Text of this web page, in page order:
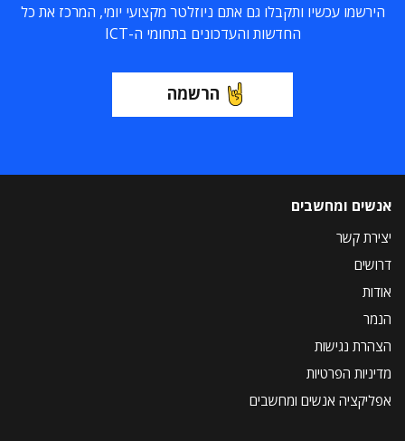
הירשמו עכשיו ותקבלו גם אתם ניוזלטר מקצועי יומי, המרכז את כל
החדשות והעדכונים בתחומי ה-ICT
הרשמה
אנשים ומחשבים
יצירת קשר
דרושים
אודות
הנמר
הצהרת נגישות
מדיניות הפרטיות
אפליקציה אנשים ומחשבים